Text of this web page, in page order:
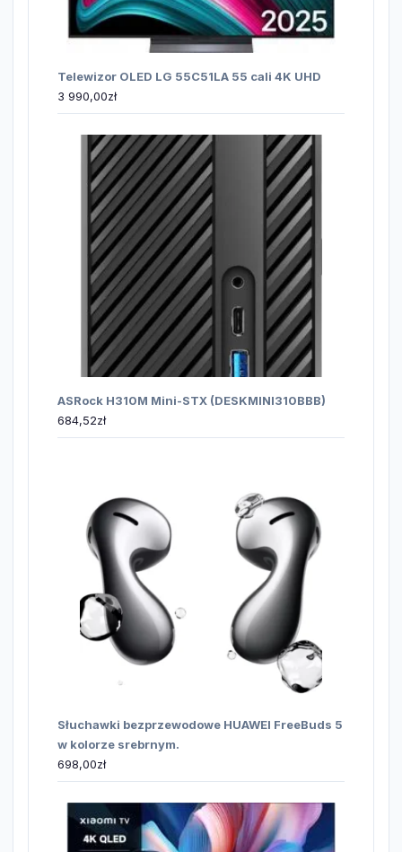
Telewizor OLED LG 55C51LA 55 cali 4K UHD
3 990,00zł
ASRock H310M Mini-STX (DESKMINI310BBB)
684,52zł
Słuchawki bezprzewodowe HUAWEI FreeBuds 5
w kolorze srebrnym.
698,00zł